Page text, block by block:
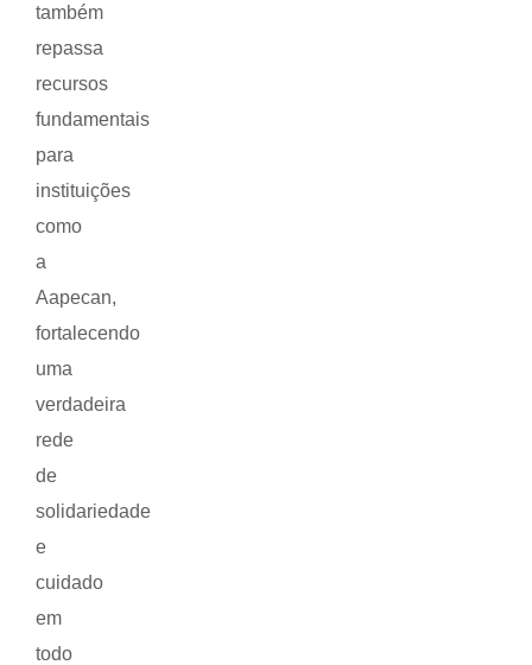
também
repassa
recursos
fundamentais
para
instituições
como
a
Aapecan,
fortalecendo
uma
verdadeira
rede
de
solidariedade
e
cuidado
em
todo